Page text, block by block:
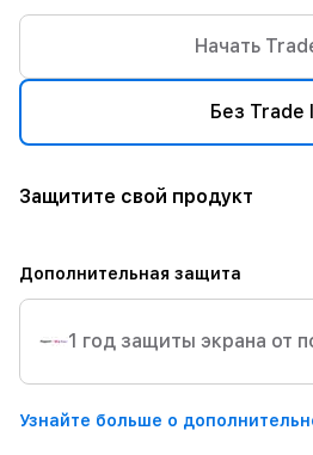
Начать
Без Trade
Защитите свой продукт
Дополнительная защита
1 год защиты экрана от
Узнайте больше о